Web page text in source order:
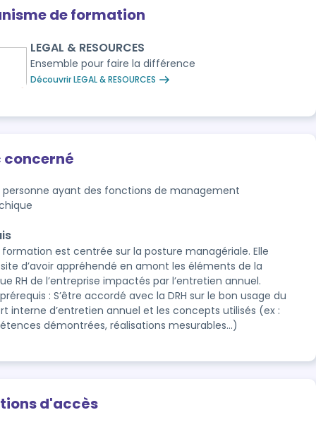
de formation
LEGAL & RESOURCES
Ensemble pour faire la différence
Découvrir LEGAL & RESOURCES
concerné
personne ayant des fonctions de management
est centrée sur la posture managériale. Elle
d’avoir appréhendé en amont les éléments de la
RH de l’entreprise impactés par l’entretien annuel.
: S’être accordé avec la DRH sur le bon usage du
interne d’entretien annuel et les concepts utilisés (ex :
démontrées, réalisations mesurables…)
d'accès